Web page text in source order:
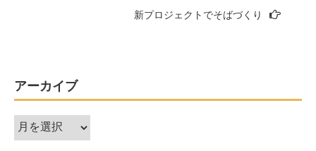
ー
シ
ョ
新プロジェクトでそばづくり
アーカイブ
ア
ー